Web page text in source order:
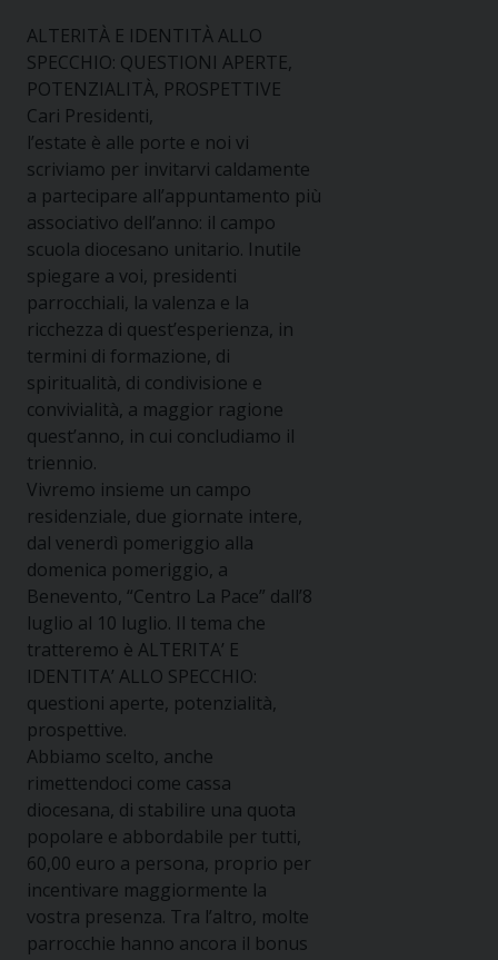
ALTERITÀ E IDENTITÀ ALLO
SPECCHIO: QUESTIONI APERTE,
POTENZIALITÀ, PROSPETTIVE
Cari Presidenti,
l’estate è alle porte e noi vi
scriviamo per invitarvi caldamente
a partecipare all’appuntamento più
associativo dell’anno: il campo
scuola diocesano unitario. Inutile
spiegare a voi, presidenti
parrocchiali, la valenza e la
ricchezza di quest’esperienza, in
termini di formazione, di
spiritualità, di condivisione e
convivialità, a maggior ragione
quest’anno, in cui concludiamo il
triennio.
Vivremo insieme un campo
residenziale, due giornate intere,
dal venerdì pomeriggio alla
domenica pomeriggio, a
Benevento, “Centro La Pace” dall’8
luglio al 10 luglio. Il tema che
tratteremo è ALTERITA’ E
IDENTITA’ ALLO SPECCHIO:
questioni aperte, potenzialità,
prospettive.
Abbiamo scelto, anche
rimettendoci come cassa
diocesana, di stabilire una quota
popolare e abbordabile per tutti,
60,00 euro a persona, proprio per
incentivare maggiormente la
vostra presenza. Tra l’altro, molte
parrocchie hanno ancora il bonus